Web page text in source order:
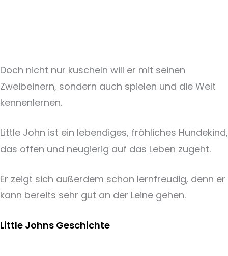
Doch nicht nur kuscheln will er mit seinen
Zweibeinern, sondern auch spielen und die Welt
kennenlernen.
Little John ist ein lebendiges, fröhliches Hundekind,
das offen und neugierig auf das Leben zugeht.
Er zeigt sich außerdem schon lernfreudig, denn er
kann bereits sehr gut an der Leine gehen.
Little Johns Geschichte